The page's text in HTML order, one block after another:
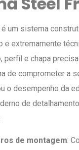
um sistema
e extremamente
perfil e chapa
de comprometer a
o desempenho da
de
de montagem: